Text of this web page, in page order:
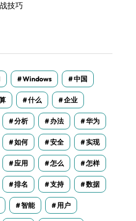
技巧
Windows 中国
什么 企业
分析 办法 华为
如何 安全 实现
应用 怎么 怎样
排名 支持 数据
智能 用户